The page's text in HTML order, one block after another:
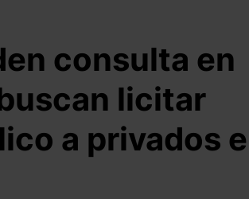
consulta en
licitar
a privados